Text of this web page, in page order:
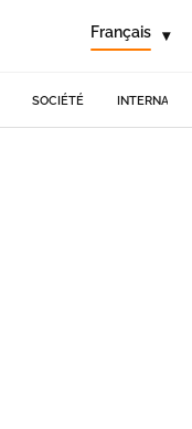
Français ▾
SOCIÉTÉ